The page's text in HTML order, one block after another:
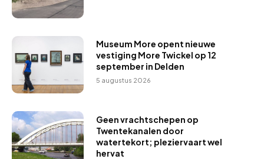
Museum More opent nieuwe
vestiging More Twickel op 12
september in Delden
5 augustus 2026
Geen vrachtschepen op
Twentekanalen door
watertekort; pleziervaart wel
hervat